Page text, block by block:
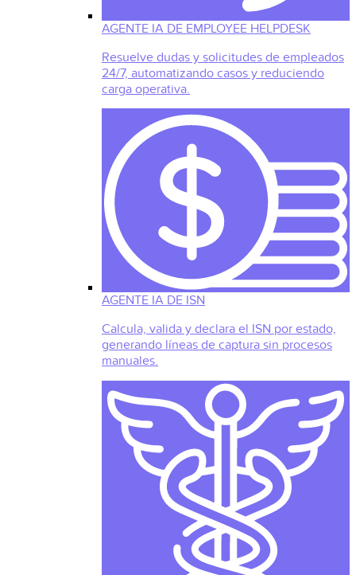
AGENTE IA DE EMPLOYEE HELPDESK
Resuelve dudas y solicitudes de empleados
24/7, automatizando casos y reduciendo
carga operativa.
AGENTE IA DE ISN
Calcula, valida y declara el ISN por estado,
generando líneas de captura sin procesos
manuales.